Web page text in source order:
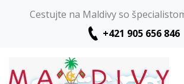
Cestujte na Maldivy so
+421 905 656 846